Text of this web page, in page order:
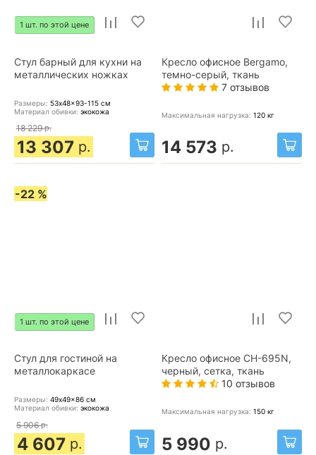
1 шт. по этой цене
Стул барный для кухни на
металлических ножках
Размеры: 53x48x93-115 см
Материал обивки: экокожа
18 229 р.
13 307 р.
Кресло офисное Bergamo,
темно-серый, ткань
7 отзывов
Максимальная нагрузка: 120 кг
14 573 р.
-22 %
1 шт. по этой цене
Стул для гостиной на
металлокаркасе
Размеры: 49x49x86 см
Материал обивки: экокожа
5 906 р.
4 607 р.
Кресло офисное CH-695N,
черный, сетка, ткань
10 отзывов
Максимальная нагрузка: 150 кг
5 990 р.